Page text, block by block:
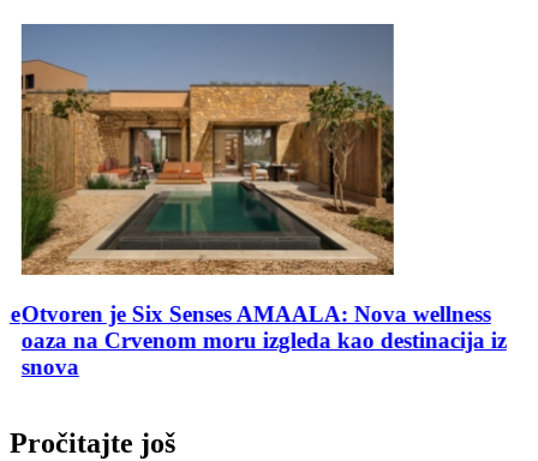
Otvoren je Six Senses AMAALA: Nova wellness
oaza na Crvenom moru izgleda kao destinacija iz
snova
Pročitajte još